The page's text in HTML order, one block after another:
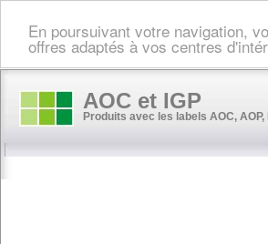
En poursuivant votre navigation,
offres adaptés à vos centres
AOC et IGP
Produits avec les labels AOC, AOP,